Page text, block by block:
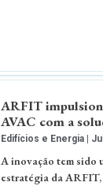
ARFIT
AVAC com a
Edifícios e Energia
A inovação tem sido
estratégia da